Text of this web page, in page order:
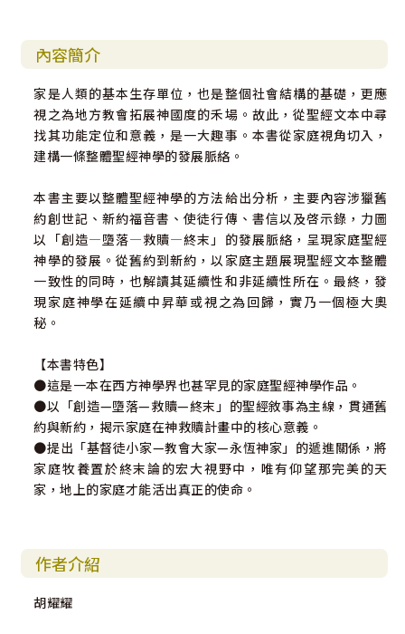
內容簡介
家是人類的基本生存單位，也是整個社會結構的基礎，更應
視之為地方教會拓展神國度的禾場。故此，從聖經文本中尋
找其功能定位和意義，是一大趣事。本書從家庭視角切入，
建構一條整體聖經神學的發展脈絡。
本書主要以整體聖經神學的方法給出分析，主要內容涉獵舊
約創世記、新約福音書、使徒行傳、書信以及啓示錄，力圖
以「創造―墮落―救贖―終末」的發展脈絡，呈現家庭聖經
神學的發展。從舊約到新約，以家庭主題展現聖經文本整體
一致性的同時，也解讀其延續性和非延續性所在。最終，發
現家庭神學在延續中昇華或視之為回歸，實乃一個極大奧
秘。
【本書特色】
●這是一本在西方神學界也甚罕見的家庭聖經神學作品。
●以「創造—墮落—救贖—終末」的聖經敘事為主線，貫通舊
約與新約，揭示家庭在神救贖計畫中的核心意義。
●提出「基督徒小家—教會大家—永恆神家」的遞進關係，將
家庭牧養置於終末論的宏大視野中，唯有仰望那完美的天
家，地上的家庭才能活出真正的使命。
作者介紹
胡耀耀